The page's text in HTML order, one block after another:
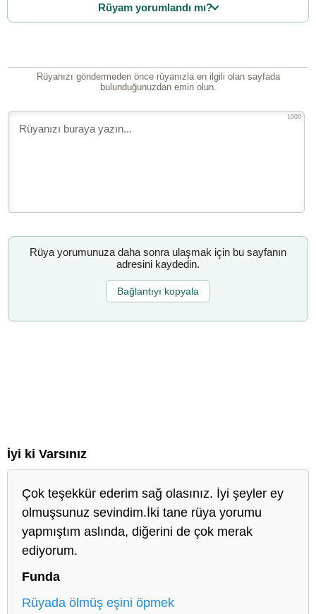
Rüyam yorumlandı mı?
Rüyanızı göndermeden önce rüyanızla en ilgili olan sayfada
bulunduğunuzdan emin olun.
1000
Rüya yorumunuza daha sonra ulaşmak için bu sayfanın
adresini kaydedin.
Bağlantıyı kopyala
İyi ki Varsınız
Çok teşekkür ederim sağ olasınız. İyi şeyler ey
olmuşsunuz sevindim.İki tane rüya yorumu
yapmıştım aslında, diğerini de çok merak
ediyorum.
Funda
Rüyada ölmüş eşini öpmek